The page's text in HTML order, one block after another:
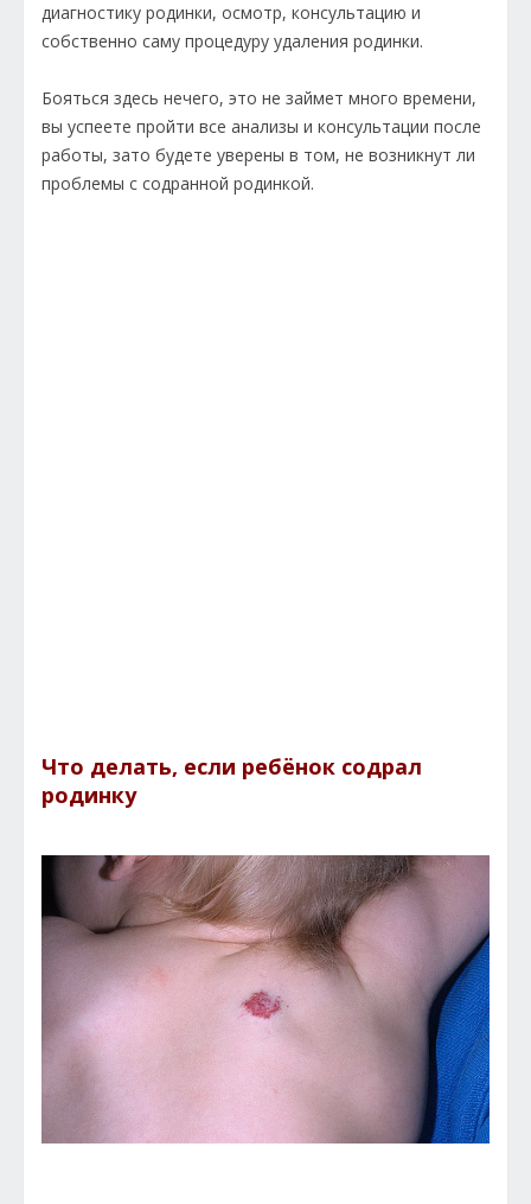
диагностику родинки, осмотр, консультацию и
собственно саму процедуру удаления родинки.
Бояться здесь нечего, это не займет много времени,
вы успеете пройти все анализы и консультации после
работы, зато будете уверены в том, не возникнут ли
проблемы с содранной родинкой.
Что делать, если ребёнок содрал
родинку